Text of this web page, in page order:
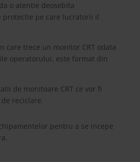
o atentie deosebita
pe care lucratorii il
care trece un monitor CRT odata
operatorului, este format din
de monitoare CRT ce vor fi
reciclare.
pentru a se incepe